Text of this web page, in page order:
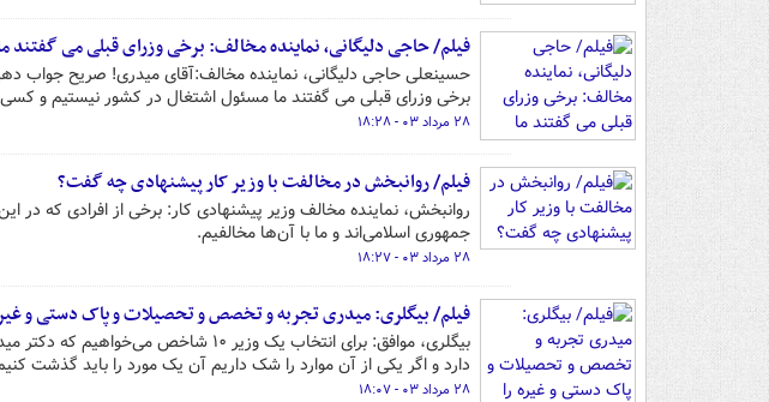
فیلم/ حاجی دلیگانی، نماینده مخالف: برخی وزرای قبلی می گفتند
حسینعلی حاجی دلیگانی، نماینده مخالف:آقای میدری! صریح جواب
برخی وزرای قبلی می گفتند ما مسئول اشتغال در کشور نیستیم و
۲۸ مرداد ۰۳ - ۱۸:۲۸
فیلم/ روانبخش در مخالفت با وزیر کار پیشنهادی چه گفت؟
روانبخش، نماینده مخالف وزیر پیشنهادی کار: برخی از افرادی که در
جمهوری اسلامی‌اند و ما با آن‌ها مخالفیم.
۲۸ مرداد ۰۳ - ۱۸:۲۷
فیلم/ بیگلری: میدری تجربه و تخصص و تحصیلات و پاک دستی و
بیگلری، موافق: برای انتخاب یک وزیر ۱۰
دارد و اگر یکی از آن موارد را شک داریم آن یک مورد را باید گذشت
۲۸ مرداد ۰۳ - ۱۸:۰۷